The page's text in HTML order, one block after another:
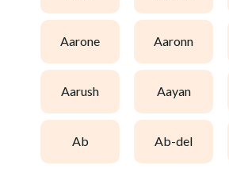
aarone aaronn
aarush aayan
ab ab-del